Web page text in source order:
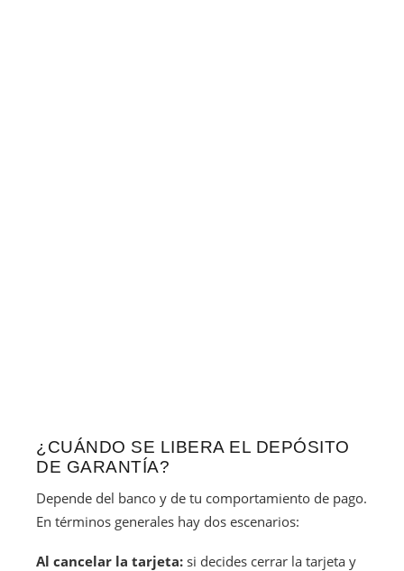
¿CUÁNDO SE LIBERA EL DEPÓSITO
DE GARANTÍA?
Depende del banco y de tu comportamiento de pago.
En términos generales hay dos escenarios:
Al cancelar la tarjeta: si decides cerrar la tarjeta y